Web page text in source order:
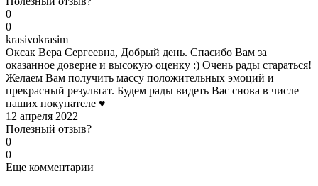
0
0
krasivokrasim
Оксак Вера Сергеевна, Добрый день. Спасибо Вам за
оказанное доверие и высокую оценку :) Очень рады стараться!
Желаем Вам получить массу положительных эмоций и
прекрасный результат. Будем рады видеть Вас снова в числе
наших покупателе ♥
12 апреля 2022
Полезный отзыв?
0
0
Еще комментарии